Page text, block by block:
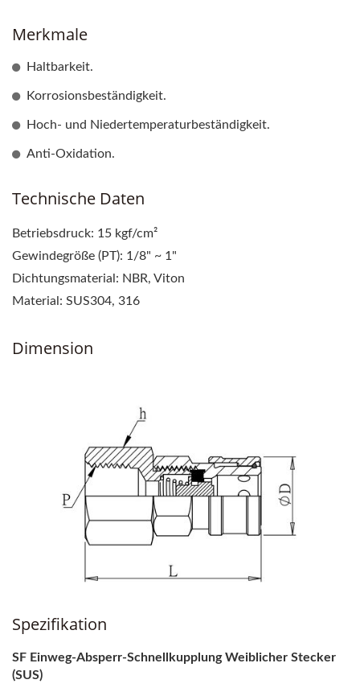
Merkmale
Haltbarkeit.
Korrosionsbeständigkeit.
Hoch- und Niedertemperaturbeständigkeit.
Anti-Oxidation.
Technische Daten
Betriebsdruck: 15 kgf/cm²
Gewindegröße (PT): 1/8" ~ 1"
Dichtungsmaterial: NBR, Viton
Material: SUS304, 316
Dimension
Spezifikation
SF Einweg-Absperr-Schnellkupplung Weiblicher Stecker
(SUS)